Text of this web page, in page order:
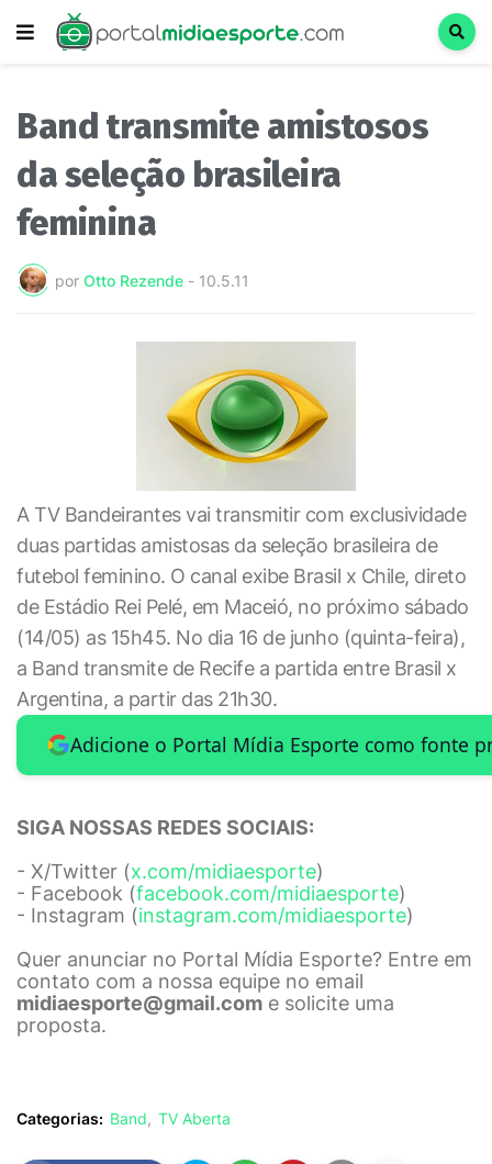
Band transmite amistosos
da seleção brasileira
feminina
por Otto Rezende - 10.5.11
A TV Bandeirantes vai transmitir com exclusividade
duas partidas amistosas da seleção brasileira de
futebol feminino. O canal exibe Brasil x Chile, direto
de Estádio Rei Pelé, em Maceió, no próximo sábado
(14/05) as 15h45. No dia 16 de junho (quinta-feira),
a Band transmite de Recife a partida entre Brasil x
Argentina, a partir das 21h30.
Adicione o Portal Mídia Esporte como fonte
SIGA NOSSAS REDES SOCIAIS:
- X/Twitter (x.com/midiaesporte)
- Facebook (facebook.com/midiaesporte)
- Instagram (instagram.com/midiaesporte)
Quer anunciar no Portal Mídia Esporte? Entre em
contato com a nossa equipe no email
midiaesporte@gmail.com e solicite uma
proposta.
Categorias: Band TV Aberta